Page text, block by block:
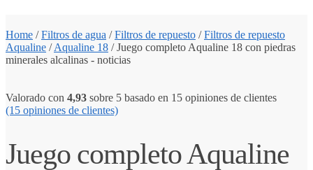
Home /Filtros de agua /Filtros de repuesto /Filtros de repuesto
Aqualine /Aqualine 18 /Juego completo Aqualine 18 con piedras
minerales alcalinas - noticias
Valorado con 4,93 sobre 5 basado en 15 opiniones de clientes
(15 opiniones de clientes)
Juego completo Aqualine